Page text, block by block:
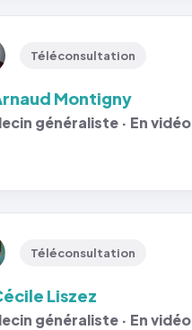
Téléconsultation
Montigny
généraliste · En vidéo
Téléconsultation
Liszez
généraliste · En vidéo